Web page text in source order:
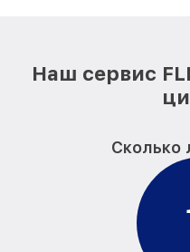
Наш сервис
Сколько